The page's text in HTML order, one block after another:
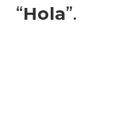
“Hola”.